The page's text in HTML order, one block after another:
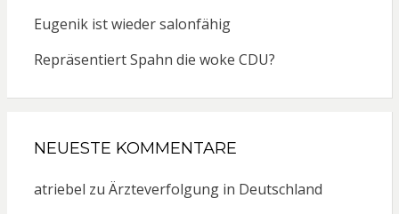
Eugenik ist wieder salonfähig
Repräsentiert Spahn die woke CDU?
NEUESTE KOMMENTARE
atriebel zu Ärzteverfolgung in Deutschland